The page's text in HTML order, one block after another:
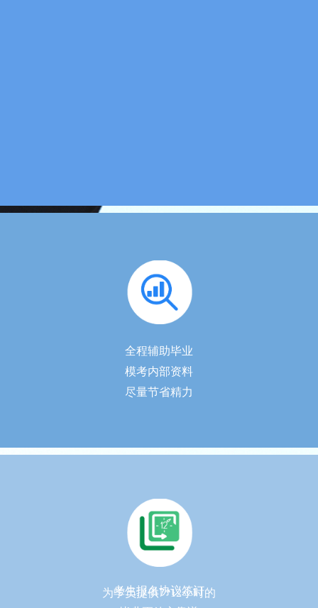
全程辅助毕业
模考内部资料
尽量节省精力
考生报名协议签订
为学员提供7*12小时的